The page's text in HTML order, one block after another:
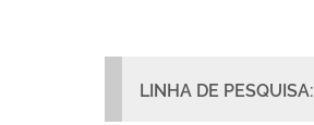
LINHA DE PESQUISA: